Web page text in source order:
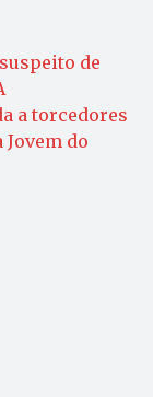
de
a torcedores
do